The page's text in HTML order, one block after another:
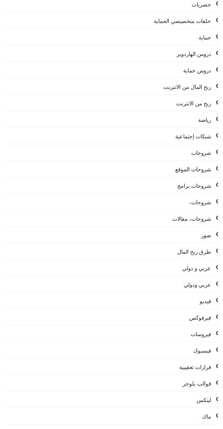
حصريات
حلقات متخصيصي الحماية
حماية
دروس الهاردوير
دروس حماية
ربح المال من الانترنت
ربح من الانترنت
رياضة
شبكات إجتماعية
شروحات
شروحات الموقع
شروحات برامج
شروحات،
شروحات، مقالات
صور
طرق ربح المال
عربي و دولي
عربي ودولي
فيديو
فيرفوكس
فيروسات
فيسبوك
قرارات تعقيبية
قوالب بلوجر
لينكس
ماك